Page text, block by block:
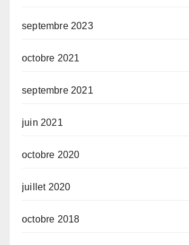
septembre 2023
octobre 2021
septembre 2021
juin 2021
octobre 2020
juillet 2020
octobre 2018